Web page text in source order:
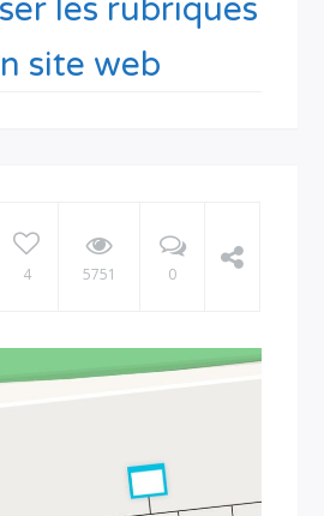
les rubriques
site web
4 5751 0